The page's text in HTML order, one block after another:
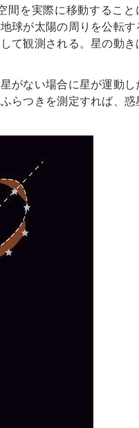
間を実際に移動すること
球が太陽の周りを公転す
て観測される。星の動き
がない場合に星が運動
らつきを測定すれば、惑